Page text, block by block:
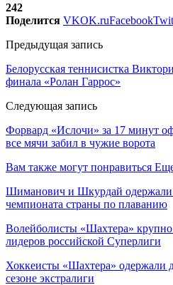
242
Поделится VKOK.ruFacebook
Предыдущая запись
Белорусская теннисистка
финала «Ролан Гаррос»
Следующая запись
Форвард «Ислочи» за 17 минут
все мячи забил в чужие ворота
Вам также могут понравиться
Шиманович и Шкурдай одержали
чемпионата страны по плаванию
Волейболисты «Шахтера»
лидеров российской Суперлиги
Хоккеисты «Шахтера» одержали
сезоне экстралиги